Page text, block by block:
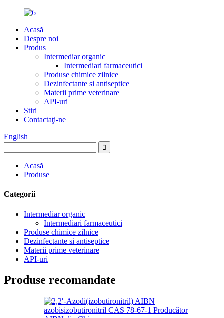
Acasă
Despre noi
Produs
Intermediar organic
Intermediari farmaceutici
Produse chimice zilnice
Dezinfectante si antiseptice
Materii prime veterinare
API-uri
Știri
Contactaţi-ne
English
Acasă
Produse
Categorii
Intermediar organic
Intermediari farmaceutici
Produse chimice zilnice
Dezinfectante si antiseptice
Materii prime veterinare
API-uri
Produse recomandate